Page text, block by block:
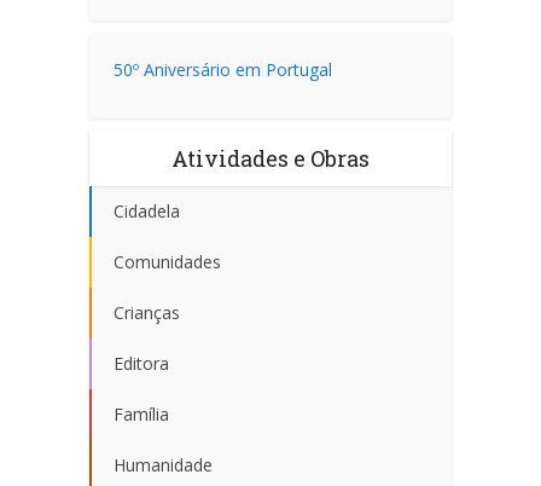
50º Aniversário em Portugal
Atividades e Obras
Cidadela
Comunidades
Crianças
Editora
Família
Humanidade